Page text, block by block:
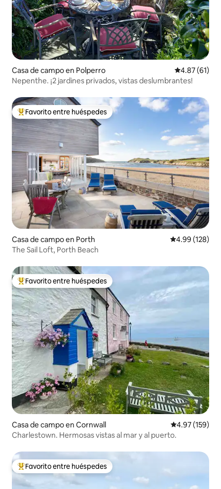
Casa de campo en Polperro Calificación
4.87 (61)
Nepenthe. ¡2 jardines privados, vistas deslumbrantes!
Favorito entre huéspedes preferido
Favorito entre huéspedes
Casa de campo en Porth Calificación
4.99 (128)
The Sail Loft, Porth Beach
Favorito entre huéspedes preferido
Favorito entre huéspedes
Casa de campo en Cornwall Calificación
4.97 (159)
Charlestown. Hermosas vistas al mar y al puerto.
Favorito entre huéspedes preferido
Favorito entre huéspedes